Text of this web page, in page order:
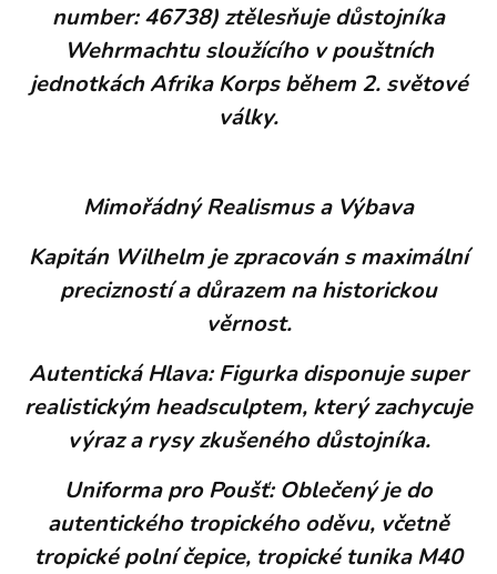
number: 46738) ztělesňuje důstojníka
Wehrmachtu sloužícího v pouštních
jednotkách Afrika Korps během 2. světové
války.
Mimořádný Realismus a Výbava
Kapitán Wilhelm je zpracován s maximální
precizností a důrazem na historickou
věrnost.
Autentická Hlava: Figurka disponuje super
realistickým headsculptem, který zachycuje
výraz a rysy zkušeného důstojníka.
Uniforma pro Poušť: Oblečený je do
autentického tropického oděvu, včetně
tropické polní čepice, tropické tunika M40